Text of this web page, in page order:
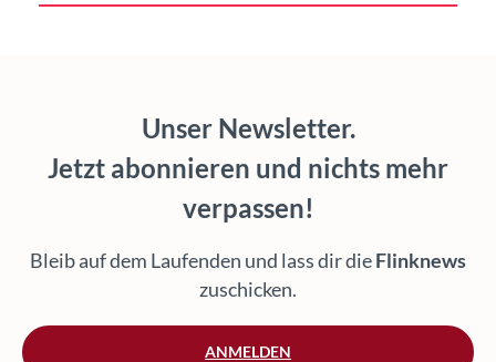
Unser Newsletter.
Jetzt abonnieren und nichts mehr
verpassen!
Bleib auf dem Laufenden und lass dir dieFlinknews
zuschicken.
ANMELDEN